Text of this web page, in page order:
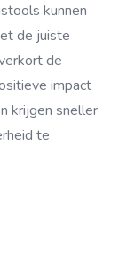
kunnen
de juiste
de
impact
krijgen sneller
te